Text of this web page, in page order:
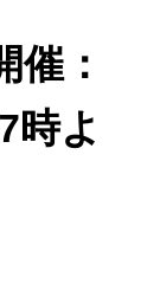
催：
時よ